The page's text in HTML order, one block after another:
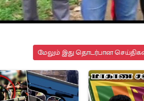
மேலும் இது தொடர்பான